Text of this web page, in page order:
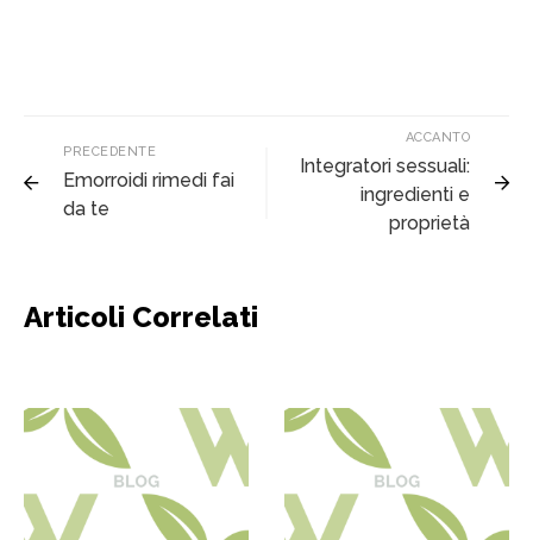
PRECEDENTE
Emorroidi rimedi fai
da te
ACCANTO
Integratori sessuali:
ingredienti e
proprietà
Articoli Correlati